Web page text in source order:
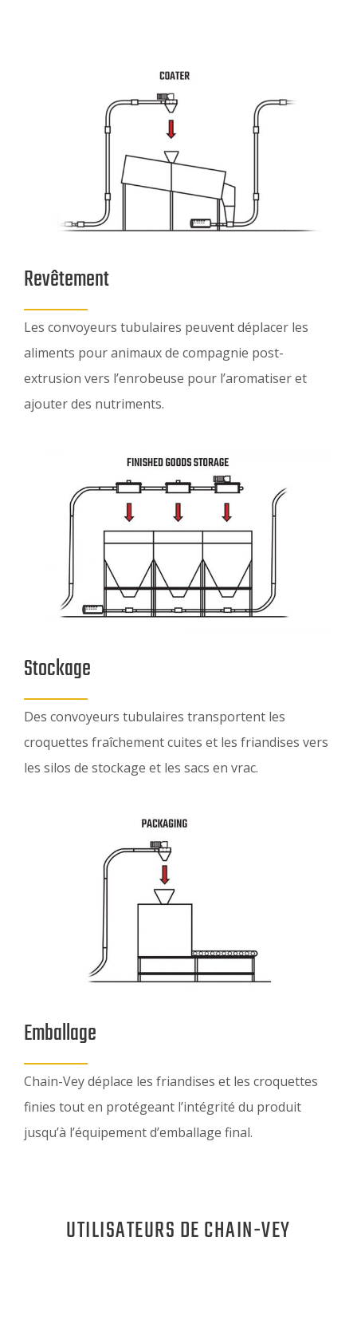
Revêtement
Les convoyeurs tubulaires peuvent déplacer les
aliments pour animaux de compagnie post-
extrusion vers l’enrobeuse pour l’aromatiser et
ajouter des nutriments.
Stockage
Des convoyeurs tubulaires transportent les
croquettes fraîchement cuites et les friandises vers
les silos de stockage et les sacs en vrac.
Emballage
Chain-Vey déplace les friandises et les croquettes
finies tout en protégeant l’intégrité du produit
jusqu’à l’équipement d’emballage final.
UTILISATEURS DE CHAIN-VEY